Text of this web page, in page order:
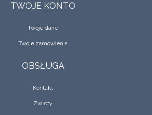
TWOJE KONTO
Twoje dane
Twoje zamówienia
OBSŁUGA
Kontakt
Zwroty